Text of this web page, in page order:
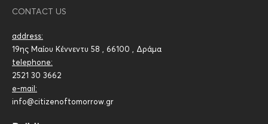
CONTACT US
address:
19ης Μαίου Κέννεντυ 58 , 66100 , Δράμα
telephone:
2521 30 3662
e-mail:
info@citizenoftomorrow.gr